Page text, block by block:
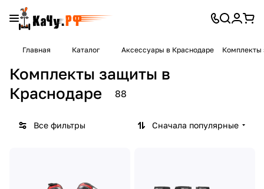
Главная Каталог Аксессуары в Краснодаре Комплекты
Комплекты защиты в
Краснодаре
88
Все фильтры Сначала популярные